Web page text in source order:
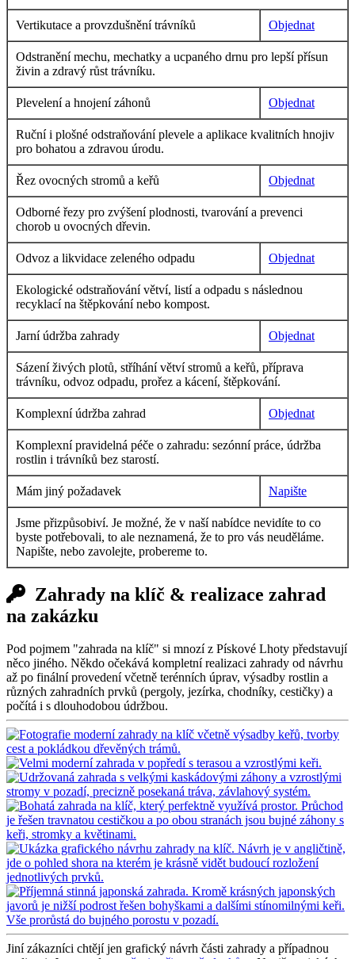
Vertikutace a provzdušnění trávníků Objednat
Odstranění mechu, mechatky a ucpaného drnu pro lepší přísun
živin a zdravý růst trávníku.
Plevelení a hnojení záhonů Objednat
Ruční i plošné odstraňování plevele a aplikace kvalitních hnojiv
pro bohatou a zdravou úrodu.
Řez ovocných stromů a keřů Objednat
Odborné řezy pro zvýšení plodnosti, tvarování a prevenci
chorob u ovocných dřevin.
Odvoz a likvidace zeleného odpadu Objednat
Ekologické odstraňování větví, listí a odpadu s následnou
recyklací na štěpkování nebo kompost.
Jarní údržba zahrady Objednat
Sázení živých plotů, stříhání větví stromů a keřů, příprava
trávníku, odvoz odpadu, prořez a kácení, štěpkování.
Komplexní údržba zahrad Objednat
Komplexní pravidelná péče o zahradu: sezónní práce, údržba
rostlin i trávníků bez starostí.
Mám jiný požadavek Napište
Jsme přizpůsobiví. Je možné, že v naší nabídce nevidíte to co
byste potřebovali, to ale neznamená, že to pro vás neuděláme.
Napište, nebo zavolejte, probereme to.
Zahrady na klíč & realizace zahrad
na zakázku
Pod pojmem "zahrada na klíč" si mnozí z Pískové Lhoty představují
něco jiného. Někdo očekává kompletní realizaci zahrady od návrhu
až po finální provedení včetně terénních úprav, výsadby rostlin a
různých zahradních prvků (pergoly, jezírka, chodníky, cestičky) a
počítá i s dlouhodobou údržbou.
Jiní zákazníci chtějí jen grafický návrh části zahrady a případnou